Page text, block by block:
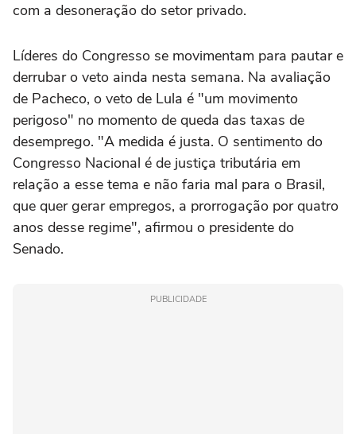
com a desoneração do setor privado.
Líderes do Congresso se movimentam para pautar e
derrubar o veto ainda nesta semana. Na avaliação
de Pacheco, o veto de Lula é "um movimento
perigoso" no momento de queda das taxas de
desemprego. "A medida é justa. O sentimento do
Congresso Nacional é de justiça tributária em
relação a esse tema e não faria mal para o Brasil,
que quer gerar empregos, a prorrogação por quatro
anos desse regime", afirmou o presidente do
Senado.
PUBLICIDADE